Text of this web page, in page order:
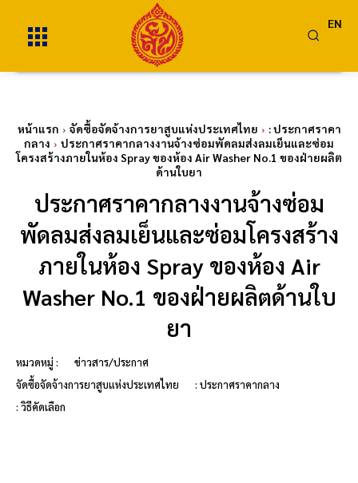
EN
หน้าแรก จัดซื้อจัดจ้างการยาสูบแห่งประเทศไทย
: ประกาศราคา
กลาง
ประกาศราคากลางงานจ้างซ่อมพัดลมส่งลมเย็นและซ่อม
โครงสร้างภายในห้อง Spray ของห้อง Air Washer No.1 ของฝ่ายผลิต
ด้านใบยา
ประกาศราคากลางงานจ้างซ่อม
พัดลมส่งลมเย็นและซ่อมโครงสร้าง
ภายในห้อง Spray ของห้อง Air
Washer No.1 ของฝ่ายผลิตด้านใบ
ยา
หมวดหมู่ :
ข่าวสาร/ประกาศ
จัดซื้อจัดจ้างการยาสูบแห่งประเทศไทย
: ประกาศราคากลาง
: วิธีคัดเลือก